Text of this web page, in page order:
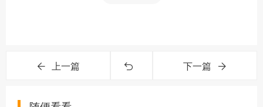
上一篇 下一篇